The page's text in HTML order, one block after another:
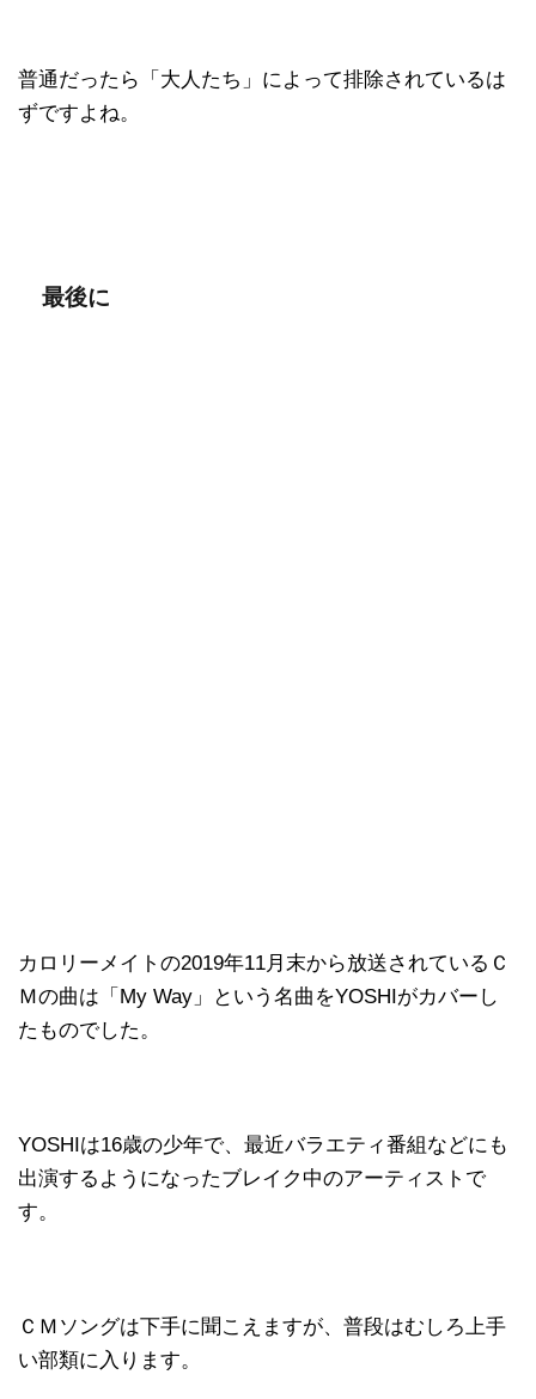
普通だったら「大人たち」によって排除されているは
ずですよね。
最後に
カロリーメイトの2019年11月末から放送されているＣ
Ｍの曲は「My Way」という名曲をYOSHIがカバーし
たものでした。
YOSHIは16歳の少年で、最近バラエティ番組などにも
出演するようになったブレイク中のアーティストで
す。
ＣＭソングは下手に聞こえますが、普段はむしろ上手
い部類に入ります。